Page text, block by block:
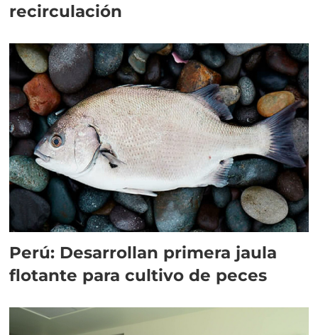
recirculación
Perú: Desarrollan primera jaula
flotante para cultivo de peces